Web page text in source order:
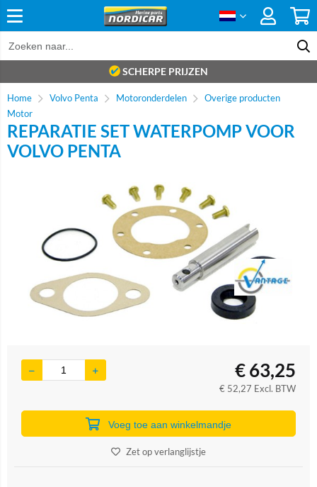
SCHERPE PRIJZEN
Home Volvo Penta Motoronderdelen
Overige producten
Motor
REPARATIE SET WATERPOMP VOOR
VOLVO PENTA
Brand
€63,25
€ 52,27 Excl. BTW
Voeg toe aan winkelmandje
Zet op verlanglijstje